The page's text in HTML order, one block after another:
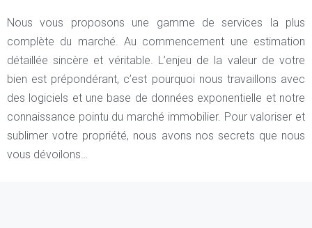
Nous vous proposons une gamme de services la plus
complète du marché. Au commencement une estimation
détaillée sincère et véritable. L’enjeu de la valeur de votre
bien est prépondérant, c’est pourquoi nous travaillons avec
des logiciels et une base de données exponentielle et notre
connaissance pointu du marché immobilier. Pour valoriser et
sublimer votre propriété, nous avons nos secrets que nous
vous dévoilons…